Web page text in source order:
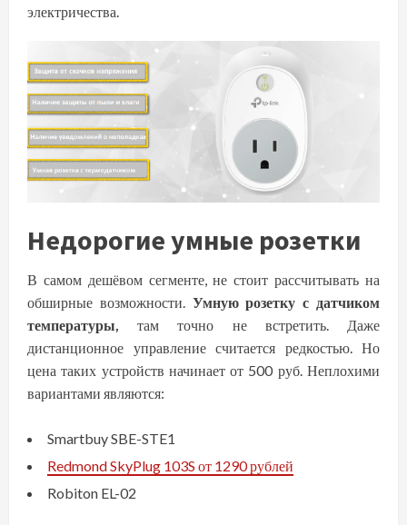
электричества.
Недорогие умные розетки
В самом дешёвом сегменте, не стоит рассчитывать на
обширные возможности. Умную розетку с датчиком
температуры,там точно не встретить. Даже
дистанционное управление считается редкостью. Но
цена таких устройств начинает от 500 руб. Неплохими
вариантами являются:
Smartbuy SBE-STE1
Redmond SkyPlug 103S от 1290 рублей
Robiton EL-02